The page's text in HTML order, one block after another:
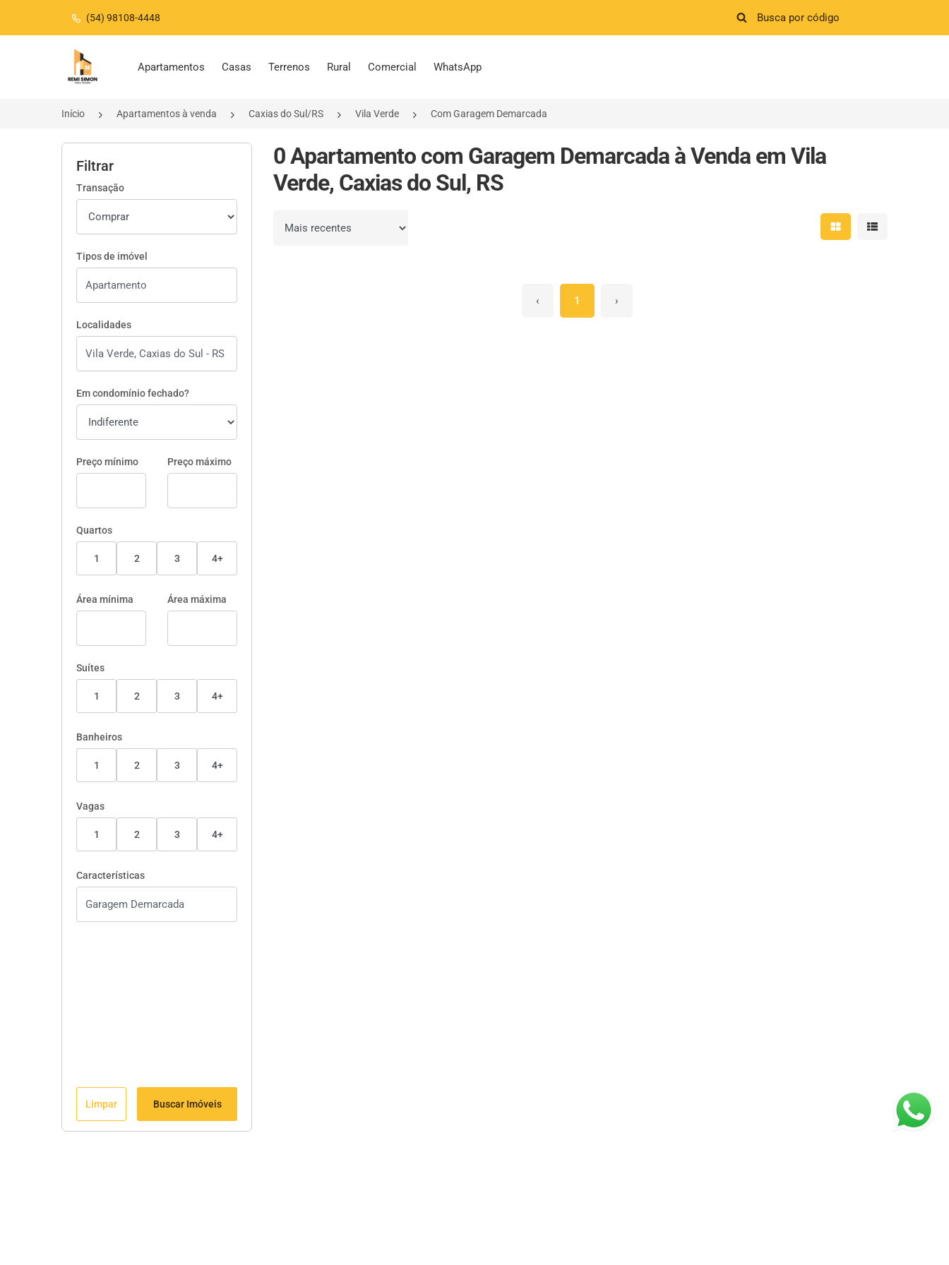
(54) 98108-4448
Página inicial
Apartamentos Casas Terrenos Rural Comercial WhatsApp
Início Apartamentos à venda Caxias do Sul/RS Vila Verde Com Garagem Demarcada
Filtrar
Transação
Tipos de imóvel
Localidades
Em condomínio fechado?
Preço mínimo Preço máximo
Quartos
1 2 3 4+
Área mínima Área máxima
Suítes
1 2 3 4+
Banheiros
1 2 3 4+
Vagas
1 2 3 4+
Características
Limpar Buscar Imóveis
0 Apartamento com Garagem Demarcada à Venda em Vila
Verde, Caxias do Sul, RS
Ordenar por Mostrar resultados em
Mostrar
‹ 1 ›